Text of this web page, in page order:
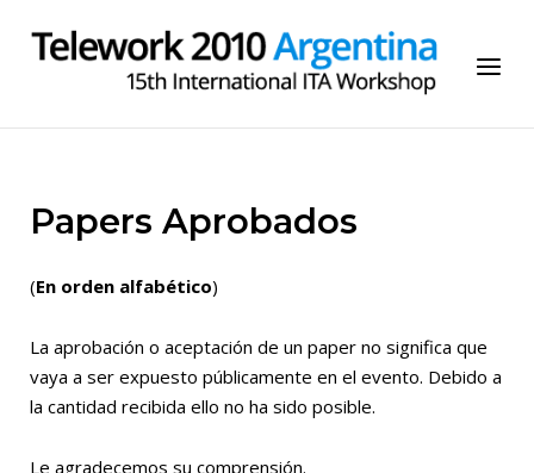
Home
Menu
Papers Aprobados
(En orden alfabético)
La aprobación o aceptación de un paper no significa que
vaya a ser expuesto públicamente en el evento. Debido a
la cantidad recibida ello no ha sido posible.
Le agradecemos su comprensión.